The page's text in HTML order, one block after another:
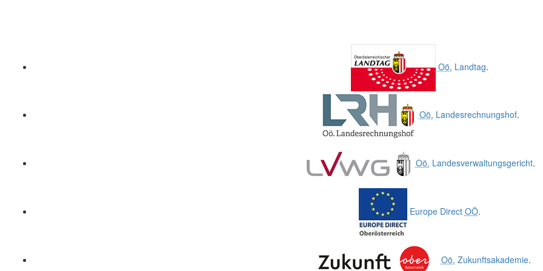
Oö. Landtag.
Oö. Landesrechnungshof.
Oö. Landesverwaltungsgericht.
Europe Direct OÖ.
Oö. Zukunftsakademie.